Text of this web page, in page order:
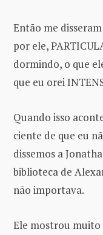
Então me
por ele,
dormindo, o que
que eu orei
Quando isso
ciente de que eu
dissemos a
biblioteca de
não importava.
Ele mostrou muito